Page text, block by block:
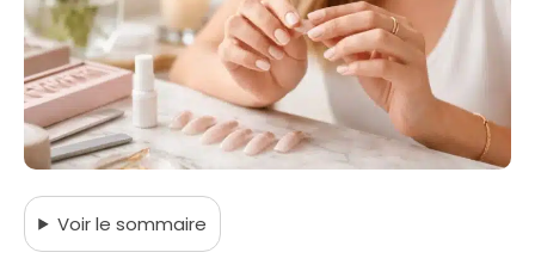
Voirle sommaire